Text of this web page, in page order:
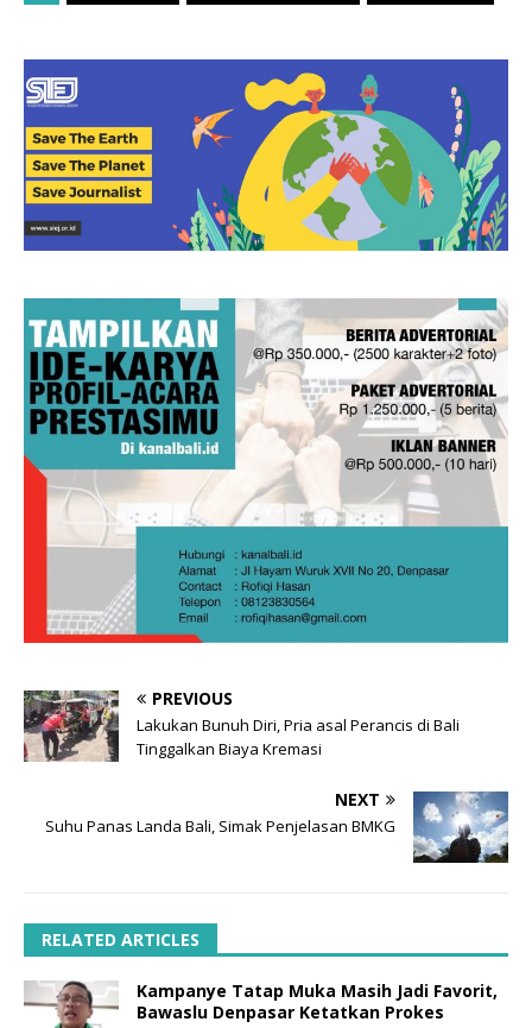
PREVIOUS
Lakukan Bunuh Diri, Pria asal Perancis di Bali
Tinggalkan Biaya Kremasi
NEXT
Suhu Panas Landa Bali, Simak Penjelasan BMKG
RELATED ARTICLES
Kampanye Tatap Muka Masih Jadi Favorit,
Bawaslu Denpasar Ketatkan Prokes